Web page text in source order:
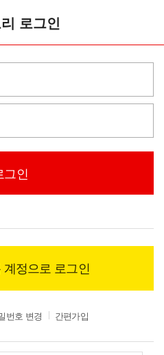
로그인
정으로 로그인
번호 변경 간편가입